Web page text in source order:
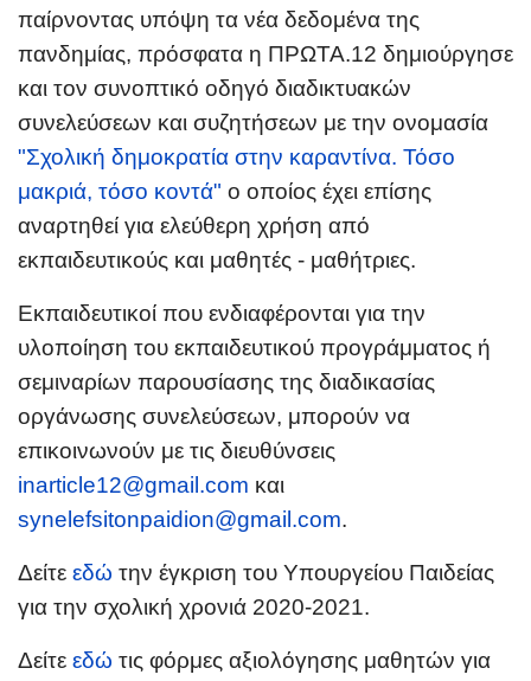
παίρνοντας υπόψη τα νέα δεδομένα της
πανδημίας, πρόσφατα η ΠΡΩΤΑ.12 δημιούργησε
και τον συνοπτικό οδηγό διαδικτυακών
συνελεύσεων και συζητήσεων με την ονομασία
"Σχολική δημοκρατία στην καραντίνα. Τόσο
μακριά, τόσο κοντά" ο οποίος έχει επίσης
αναρτηθεί για ελεύθερη χρήση από
εκπαιδευτικούς και μαθητές - μαθήτριες.
Εκπαιδευτικοί που ενδιαφέρονται για την
υλοποίηση του εκπαιδευτικού προγράμματος ή
σεμιναρίων παρουσίασης της διαδικασίας
οργάνωσης συνελεύσεων, μπορούν να
επικοινωνούν με τις διευθύνσεις
inarticle12@gmail.com και
synelefsitonpaidion@gmail.com.
Δείτε εδώ την έγκριση του Υπουργείου Παιδείας
για την σχολική χρονιά 2020-2021.
Δείτε εδώ τις φόρμες αξιολόγησης μαθητών για